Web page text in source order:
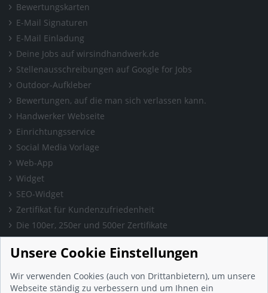
Bewertungskarten
E-Mail Signaturen
E-Mail Einladung
Deine Jobs auf wirsindhandwerk.de
Stellenausschreibungen auf Google for Jobs
Outdoor-Aufkleber
Bewertungen, auf die man sich verlassen kann.
Handwerker Webseite
Einrichtungsservice
Social Media Vorlage
Web-App
Widget
SEO-Widget
Zertifikat für Kundenzufriedenheit
Die 100er, 250er und 500er Zertifikate
Presse & Wissen
Presse und Informationen
Blog
Häufig gestellte Fragen (FAQ)
Unsere Cookie Einstellungen
Wir verwenden Cookies (auch von Drittanbietern), um unsere
Webseite ständig zu verbessern und um Ihnen ein